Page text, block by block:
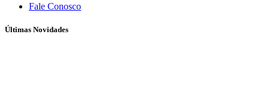
Fale Conosco
Últimas Novidades